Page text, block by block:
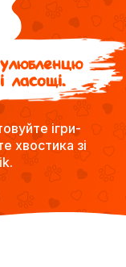
ласощі.
ігри-
хвостика зі